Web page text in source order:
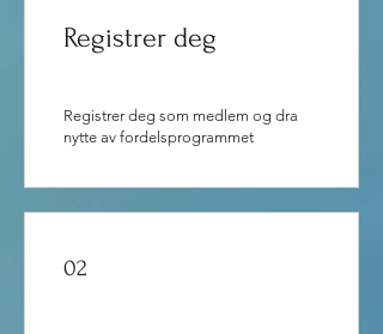
Registrer deg
Registrer deg som medlem og dra
nytte av fordelsprogrammet
02